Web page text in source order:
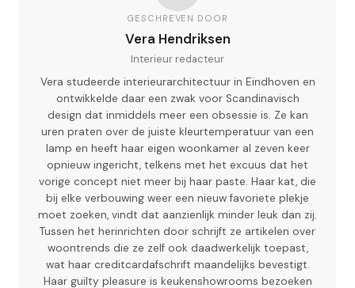
GESCHREVEN DOOR
Vera Hendriksen
Interieur redacteur
Vera studeerde interieurarchitectuur in Eindhoven en
ontwikkelde daar een zwak voor Scandinavisch
design dat inmiddels meer een obsessie is. Ze kan
uren praten over de juiste kleurtemperatuur van een
lamp en heeft haar eigen woonkamer al zeven keer
opnieuw ingericht, telkens met het excuus dat het
vorige concept niet meer bij haar paste. Haar kat, die
bij elke verbouwing weer een nieuw favoriete plekje
moet zoeken, vindt dat aanzienlijk minder leuk dan zij.
Tussen het herinrichten door schrijft ze artikelen over
woontrends die ze zelf ook daadwerkelijk toepast,
wat haar creditcardafschrift maandelijks bevestigt.
Haar guilty pleasure is keukenshowrooms bezoeken